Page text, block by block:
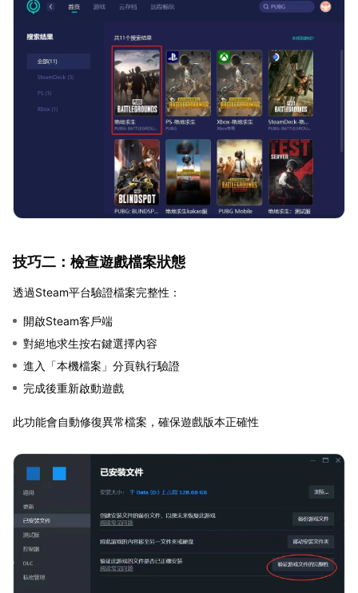
技巧二：檢查遊戲檔案狀態
透過Steam平台驗證檔案完整性：
開啟Steam客戶端
對絕地求生按右鍵選擇內容
進入「本機檔案」分頁執行驗證
完成後重新啟動遊戲
此功能會自動修復異常檔案，確保遊戲版本正確性